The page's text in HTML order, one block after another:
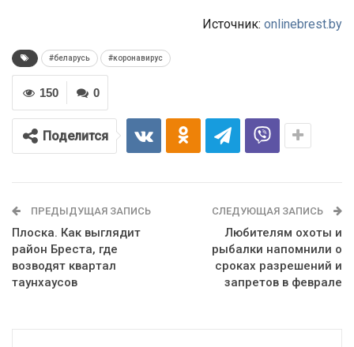
Источник: onlinebrest.by
#беларусь #коронавирус
0
150
Поделится
ПРЕДЫДУЩАЯ ЗАПИСЬ
Плоска. Как выглядит
район Бреста, где
возводят квартал
таунхаусов
СЛЕДУЮЩАЯ ЗАПИСЬ
Любителям охоты и
рыбалки напомнили о
сроках разрешений и
запретов в феврале